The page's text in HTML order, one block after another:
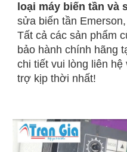
loại máy biến tần và
sửa biến tần
Tất cả các sản phẩm
bảo hành chính hãng
chi tiết vui lòng liên
trợ kịp thời nhất!